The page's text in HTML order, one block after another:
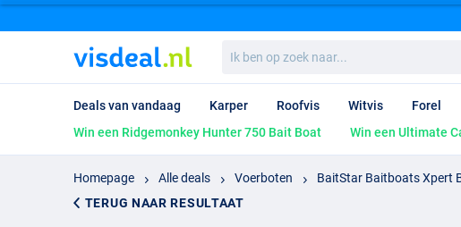
ben
op
naar...
Deals van vandaag Karper Roofvis Witvis Forel
Win een Ridgemonkey Hunter 750 Bait Boat
Win een Ultimate
Homepage Alle deals Voerboten
BaitStar Baitboats Xpert
TERUG NAAR RESULTAAT